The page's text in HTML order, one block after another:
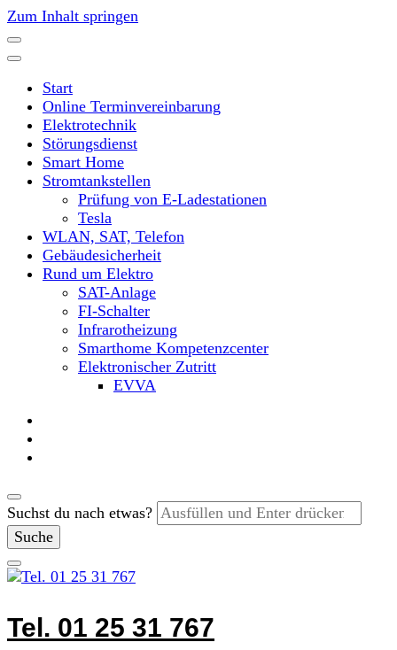
Zum Inhalt springen
Start
Online Terminvereinbarung
Elektrotechnik
Störungsdienst
Smart Home
Stromtankstellen
Prüfung von E-Ladestationen
Tesla
WLAN, SAT, Telefon
Gebäudesicherheit
Rund um Elektro
SAT-Anlage
FI-Schalter
Infrarotheizung
Smarthome Kompetenzcenter
Elektronischer Zutritt
EVVA
Suchst du nach etwas?
Tel. 01 25 31 767